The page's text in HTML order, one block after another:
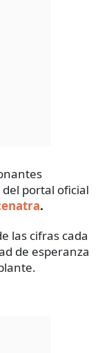
portal oficial
.
las cifras cada
de esperanza